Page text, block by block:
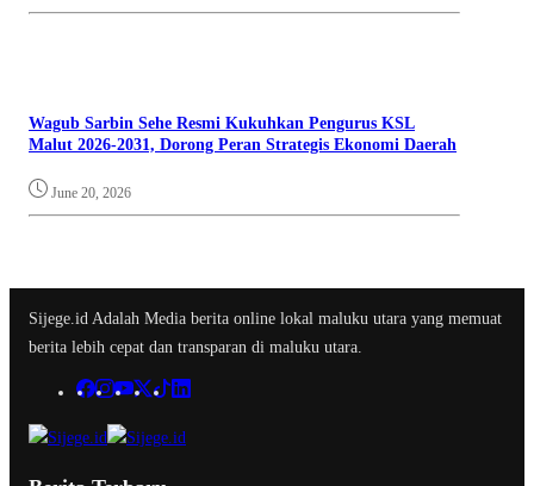
Wagub Sarbin Sehe Resmi Kukuhkan Pengurus KSL
Malut 2026-2031, Dorong Peran Strategis Ekonomi Daerah
June 20, 2026
Sijege.id Adalah Media berita online lokal maluku utara yang memuat
berita lebih cepat dan transparan di maluku utara.